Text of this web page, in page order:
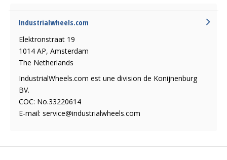
Industrialwheels.com
Elektronstraat 19
1014 AP, Amsterdam
The Netherlands
IndustrialWheels.com est une division de Konijnenburg
BV.
COC: No.33220614
E-mail: service@industrialwheels.com